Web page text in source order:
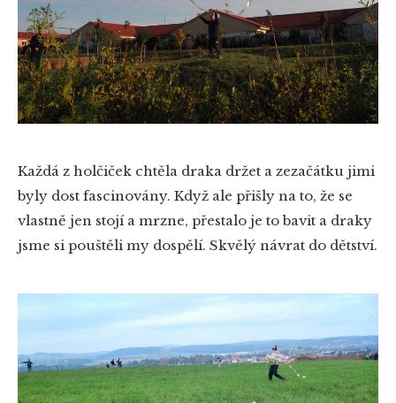
Každá z holčiček chtěla draka držet a zezačátku jimi
byly dost fascinovány. Když ale přišly na to, že se
vlastně jen stojí a mrzne, přestalo je to bavit a draky
jsme si pouštěli my dospělí. Skvělý návrat do dětství.